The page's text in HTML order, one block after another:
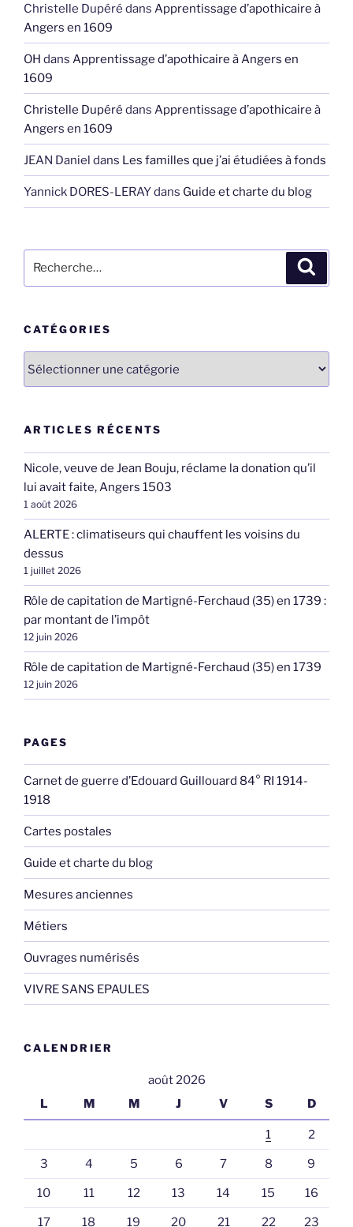
Christelle Dupéré dans Apprentissage d’apothicaire à
Angers en 1609
OH dans Apprentissage d’apothicaire à Angers en
1609
Christelle Dupéré dans Apprentissage d’apothicaire à
Angers en 1609
JEAN Daniel dans Les familles que j’ai étudiées à fonds
Yannick DORES-LERAYdans Guide et charte du blog
pour
CATÉGORIES
ARTICLES RÉCENTS
Nicole, veuve de Jean Bouju, réclame la donation qu’il
lui avait faite, Angers 1503
1 août 2026
ALERTE : climatiseurs qui chauffent les voisins du
dessus
1 juillet 2026
Rôle de capitation de Martigné-Ferchaud (35) en 1739 :
par montant de l’impôt
12 juin 2026
Rôle de capitation de Martigné-Ferchaud (35) en 1739
12 juin 2026
PAGES
Carnet de guerre d’Edouard Guillouard 84° RI 1914-
1918
Cartes postales
Guide et charte du blog
Mesures anciennes
Métiers
Ouvrages numérisés
VIVRE SANS EPAULES
CALENDRIER
août 2026
L
M M J V S D
1 2
3 4 5 6 7 8 9
10 11 12 13 14 15 16
17 18 19 20 21 22 23